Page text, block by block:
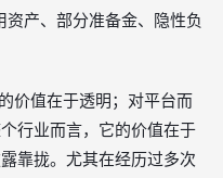
资产、部分准备金、隐性负
价值在于透明；对平台而
行业而言，它的价值在于
靠拢。尤其在经历过多次